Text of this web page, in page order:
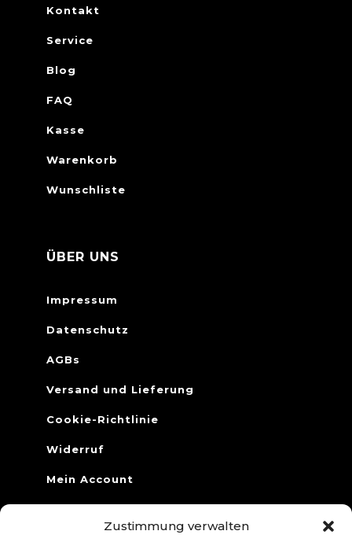
Zustimmung verwalten
Kontakt
Service
Blog
FAQ
Kasse
Warenkorb
Wunschliste
ÜBER UNS
Impressum
Datenschutz
AGBs
Versand und Lieferung
Cookie-Richtlinie
Widerruf
Mein Account